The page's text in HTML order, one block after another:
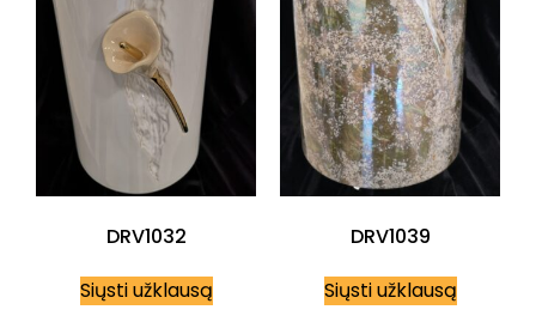
DRV1032
Siųsti užklausą
DRV1039
Siųsti užklausą